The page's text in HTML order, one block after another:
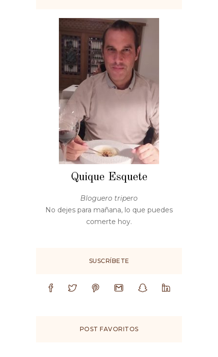
Quique Esquete
Bloguero tripero
No dejes para mañana, lo que puedes
comerte hoy.
SUSCRÍBETE
POST FAVORITOS